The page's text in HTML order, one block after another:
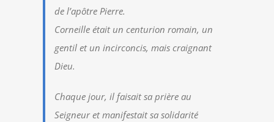
de l’apôtre Pierre.
Corneille était un centurion romain, un
gentil et un incirconcis, mais craignant
Dieu.
Chaque jour, il faisait sa prière au
Seigneur et manifestait sa solidarité